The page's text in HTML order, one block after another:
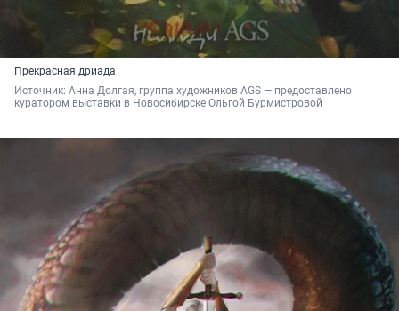
Прекрасная дриада
Источник: Анна Долгая, группа художников AGS — предоставлено
куратором выставки в Новосибирске Ольгой Бурмистровой